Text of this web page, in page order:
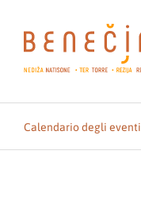
Calendario degli eventi